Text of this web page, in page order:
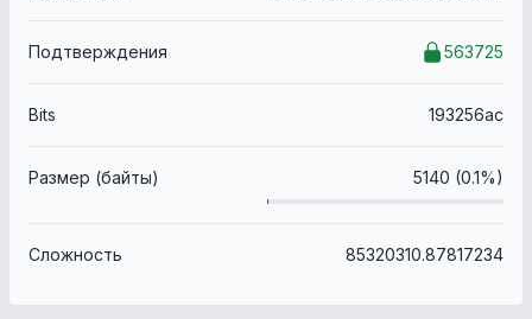
Подтверждения 563725
Bits 193256ac
Размер (байты) 5140 (0.1%)
Сложность 85320310.87817234